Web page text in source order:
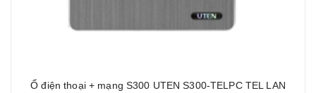
Ổ điện thoại + mạng S300 UTEN S300-TELPC TEL LAN